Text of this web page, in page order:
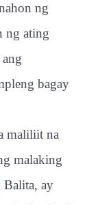
ng
ng ating
bagay
maliliit na
malaking
Balita, ay